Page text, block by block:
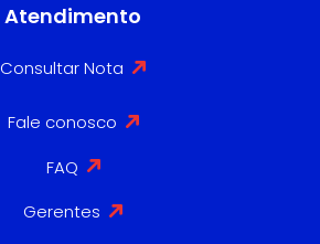
Atendimento
Consultar Nota
Fale conosco
FAQ
Gerentes